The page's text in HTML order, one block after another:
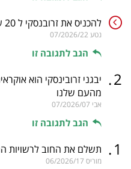
להכניס את זרובנסקי ל 20 שנה בכלא
נטע 07/2026/22
הגב לתגובה זו
2
. יבגני זרובינסקי הוא
מהעם שלנו
אבי 07/2026/07
הגב לתגובה זו
1
. תשלם את החוב לרשויות
מוריס 06/2026/17